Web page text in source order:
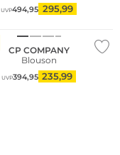
UVP494,95 295,99
CP COMPANY
Blouson
UVP394,95 235,99